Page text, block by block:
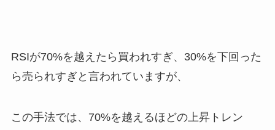
RSIが70%を越えたら買われすぎ、30%を下回った
ら売られすぎと言われていますが、
この手法では、70%を越えるほどの上昇トレン